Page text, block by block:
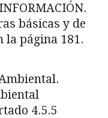
básicas y de
la página 181.
4.5.5